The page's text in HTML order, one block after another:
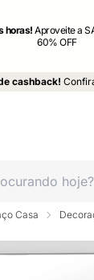
horas!Aproveite a
60% OFF
cashback!
Casa